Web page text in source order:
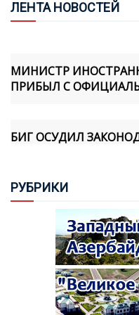
ЛЕНТА НОВОСТЕЙ
ПРИБЫЛ С
АССАМБЛЕИ
"АРЦАХОМ"
САБИНА АЛИЕВА:
СЕРЬЕЗНОЙ УГРОЗОЙ
ПОЧЕМУ ВИЗИТ
КЫРГЫЗСТАН СТАЛ
МАСШТАБА
РУБРИКИ